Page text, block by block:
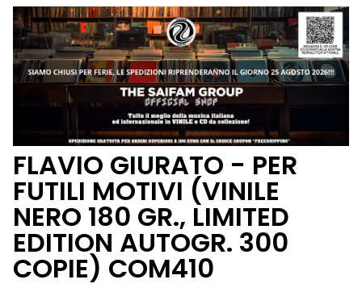
FLAVIO GIURATO - PER
FUTILI MOTIVI (VINILE
NERO 180 GR., LIMITED
EDITION AUTOGR. 300
COPIE) COM410